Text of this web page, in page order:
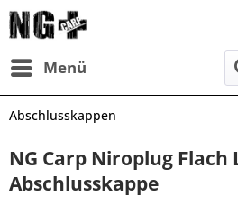
Menü
Abschlusskappen
NG Carp Niroplug Flach
Abschlusskappe